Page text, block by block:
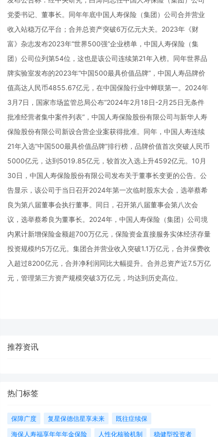
党委书记、董事长。同年年底中国人寿保险（集团）公司合并营业
收入站稳万亿平台；合并总资产突破6万亿元大关。2023年《财
富》杂志发布2023年“世界500强”企业榜单，中国人寿保险（集
团）公司位列第54位，这也是该公司连续第21年入榜。同年世界品
牌实验室发布的2023年“中国500最具价值品牌”，中国人寿品牌价
值高达人民币4855.67亿元，在中国保险行业中蝉联第一。2024年
3月7日，国家市场监管总局公布“2024年2月18日-2月25日无条件
批准经营者集中案件列表”，中国人寿保险股份有限公司与新华人寿
保险股份有限公司新设合营企业案获得批准。同年，中国人寿连续
21年入选“中国500最具价值品牌”排行榜，品牌价值首次突破人民币
5000亿元，达到5019.85亿元，较首次入选上升4592亿元。10月
30日，中国人寿保险股份有限公司发布关于董事长变更的公告。公
告显示，该公司于当日召开2024年第一次临时股东大会，选举蔡希
良为第八届董事会执行董事。同日，召开第八届董事会第八次会
议，选举蔡希良为董事长。2024年，中国人寿保险（集团）公司境
内累计新增保险金额超700万亿元，保险资金直接服务实体经济存量
投资规模约5万亿元。集团合并营业收入突破1.1万亿元，合并保费收
入超过8200亿元，合并净利润同比大幅提升。合并总资产近7.5万亿
元，管理第三方资产规模突破3万亿元，均达到历史高位。
推荐资讯
热门标签
保障广度 复星保德信星享未来
既往症续保
海保人寿福享年年年金保险
人性化核验机制 稳健型投资者